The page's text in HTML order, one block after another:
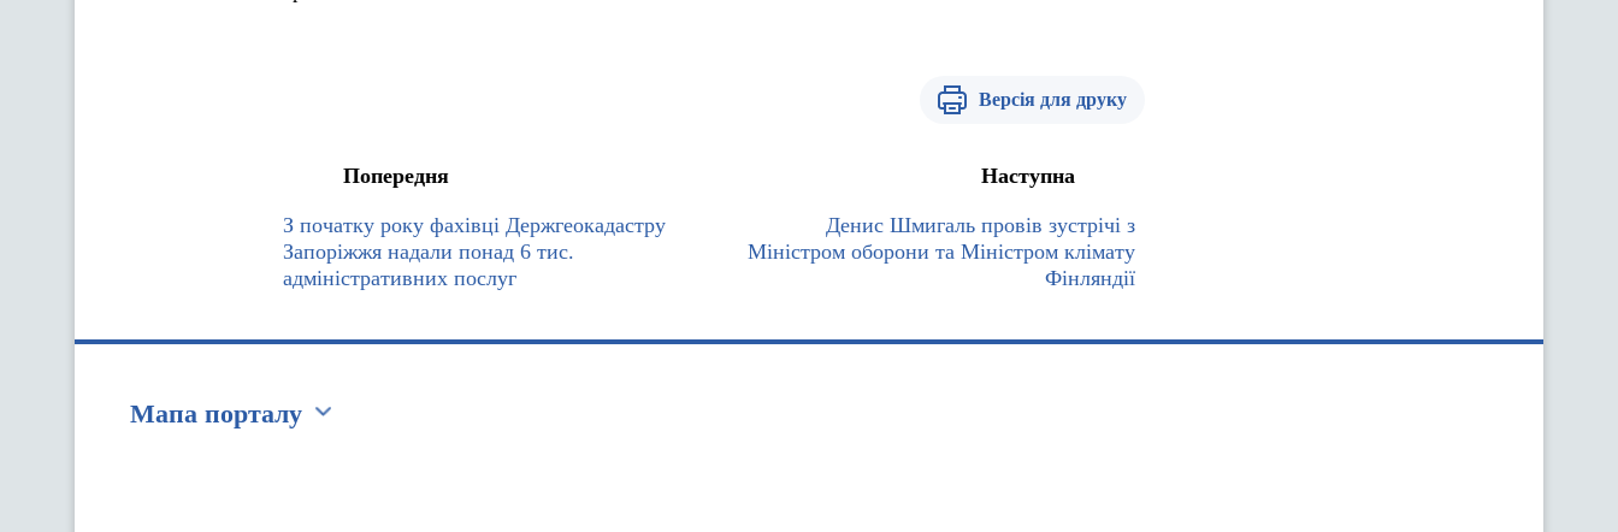
Версія для друку
Попередня
З початку року фахівці Держгеокадастру
Запоріжжя надали понад 6 тис.
адміністративних послуг
Наступна
Денис Шмигаль провів зустрічі з
Міністром оборони та Міністром клімату
Фінляндії
Мапа порталу